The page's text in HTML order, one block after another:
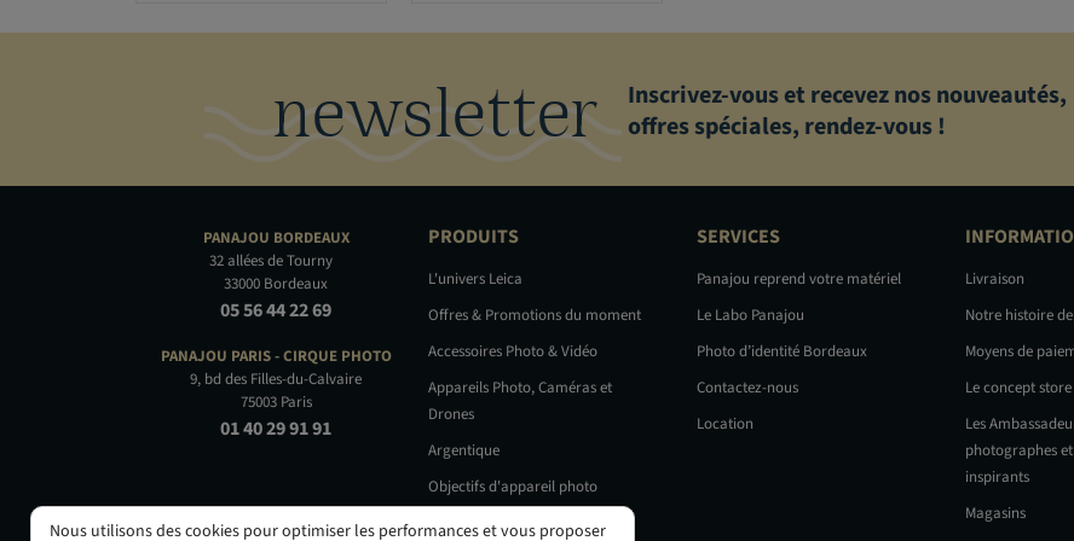
newsletter
Inscrivez-vous et recevez nos nouveautés,
offres spéciales, rendez-vous !
PANAJOU BORDEAUX
32 allées de Tourny
33000 Bordeaux
05 56 44 22 69
PANAJOU PARIS -CIRQUE PHOTO
9, bd des Filles-du-Calvaire
75003 Paris
01 40 29 91 91
PRODUITS
L'univers Leica
Offres & Promotions du moment
Accessoires Photo & Vidéo
Appareils Photo, Caméras et
Drones
Argentique
Objectifs d'appareil photo
Occasions
SERVICES
Panajou reprend votre matériel
Le Labo Panajou
Photo d’identité Bordeaux
Contactez-nous
Location
Livraison
Notre histoire
Moyens de
Le concept
Les
photographes
inspirants
Magasins
Nous utilisons des cookies pour optimiser les performances et vous proposer